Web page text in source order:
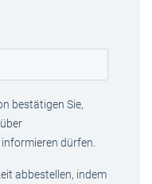
bestätigen Sie,
dürfen.
abbestellen, indem